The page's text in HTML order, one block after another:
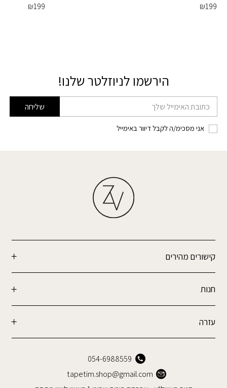
₪199
₪199
הירשמו לניוזלטר שלנו!
דוא׳׳ל שליחה
אני מסכימ/ה לקבל דיוור באימייל
קישורים מהירים
חנות
עזרה
054-6988559
tapetim.shop@gmail.com